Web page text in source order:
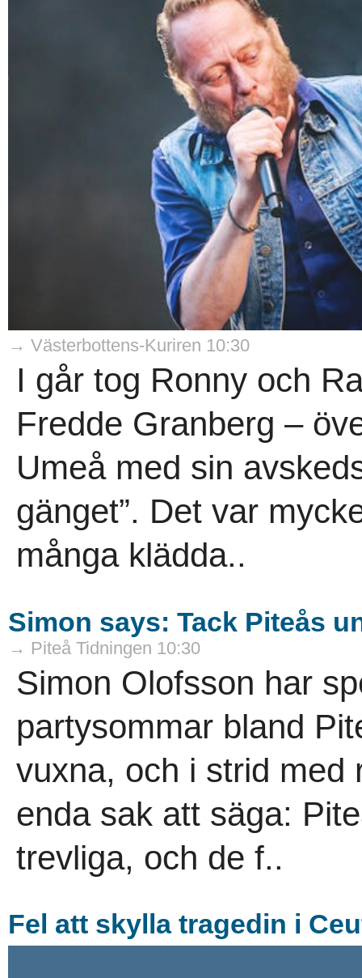
→ Västerbottens-Kuriren 10:30
I går tog Ronny och
Fredde Granberg –
Umeå med sin
gänget”. Det var
många klädda..
Simon says: Tack Piteås
→ Piteå Tidningen 10:30
Simon Olofsson har
partysommar bland
vuxna, och i strid med
enda sak att säga:
trevliga, och de f..
Fel att skylla tragedin i